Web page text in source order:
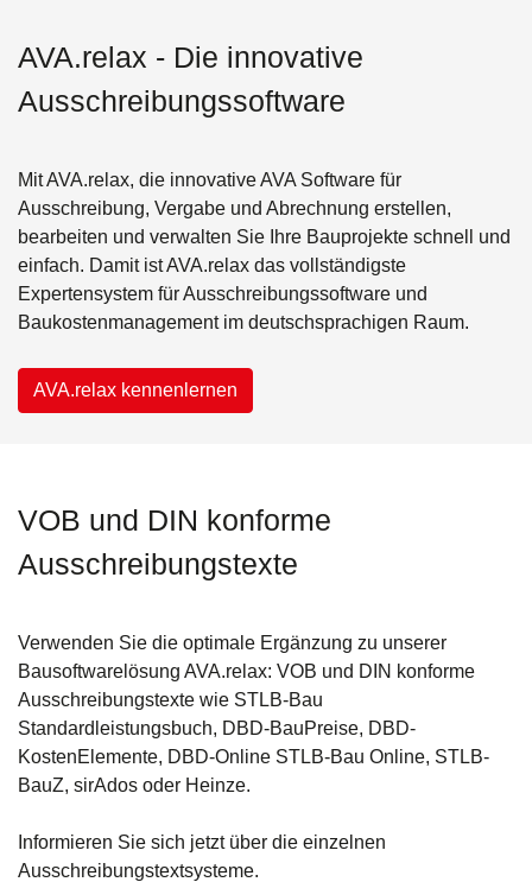
AVA.relax - Die innovative
Ausschreibungssoftware
Mit AVA.relax, die innovative AVA Software für
Ausschreibung, Vergabe und Abrechnung erstellen,
bearbeiten und verwalten Sie Ihre Bauprojekte schnell und
einfach. Damit ist AVA.relax das vollständigste
Expertensystem für Ausschreibungssoftware und
Baukostenmanagement im deutschsprachigen Raum.
AVA.relax kennenlernen
VOB und DIN konforme
Ausschreibungstexte
Verwenden Sie die optimale Ergänzung zu unserer
Bausoftwarelösung AVA.relax: VOB und DIN konforme
Ausschreibungstexte wie STLB-Bau
Standardleistungsbuch, DBD-BauPreise, DBD-
KostenElemente, DBD-Online STLB-Bau Online, STLB-
BauZ, sirAdos oder Heinze.
Informieren Sie sich jetzt über die einzelnen
Ausschreibungstextsysteme.